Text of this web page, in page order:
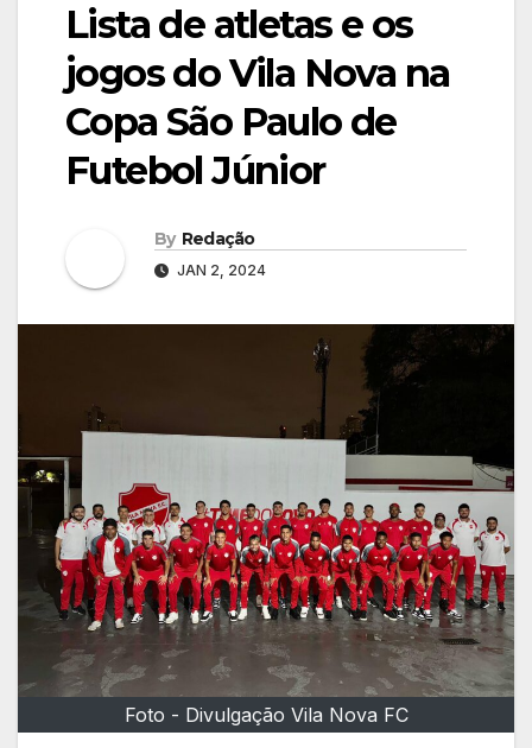
Lista de atletas e os
jogos do Vila Nova na
Copa São Paulo de
Futebol Júnior
By Redação
JAN 2, 2024
Foto - Divulgação Vila Nova FC